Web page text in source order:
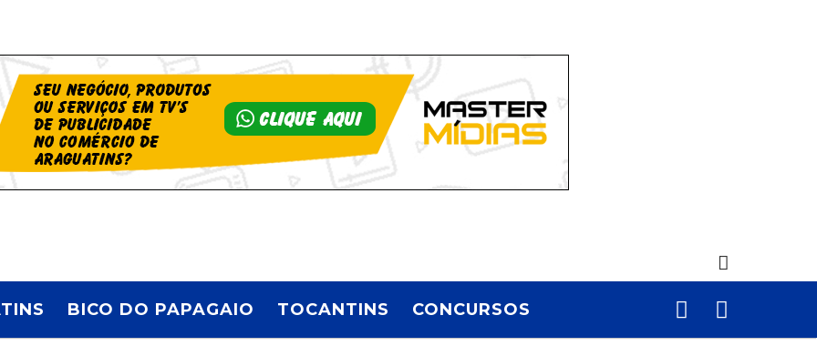
BICO DO PAPAGAIO TOCANTINS CONCURSOS